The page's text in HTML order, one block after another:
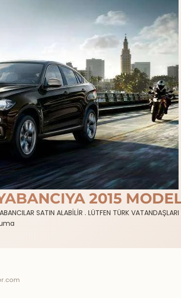
2015
SATIN ALABİLİR . LÜTFEN TÜRK